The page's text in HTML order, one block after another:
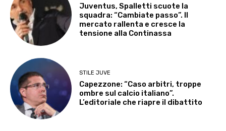
Juventus, Spalletti scuote la
squadra: “Cambiate passo”. Il
mercato rallenta e cresce la
tensione alla Continassa
STILE JUVE
Capezzone: “Caso arbitri, troppe
ombre sul calcio italiano”.
L’editoriale che riapre il dibattito